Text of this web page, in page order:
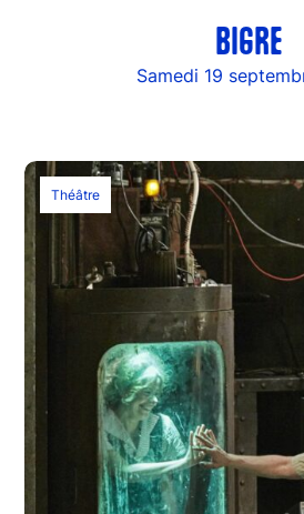
BIGRE
Samedi 19
Théâtre